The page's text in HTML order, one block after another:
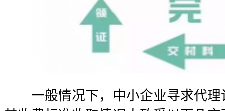
一般情况下，中小企业寻求代理